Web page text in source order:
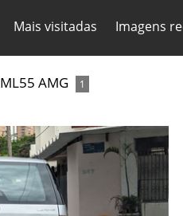
Mais visitadas Imagens
ML55 AMG 1